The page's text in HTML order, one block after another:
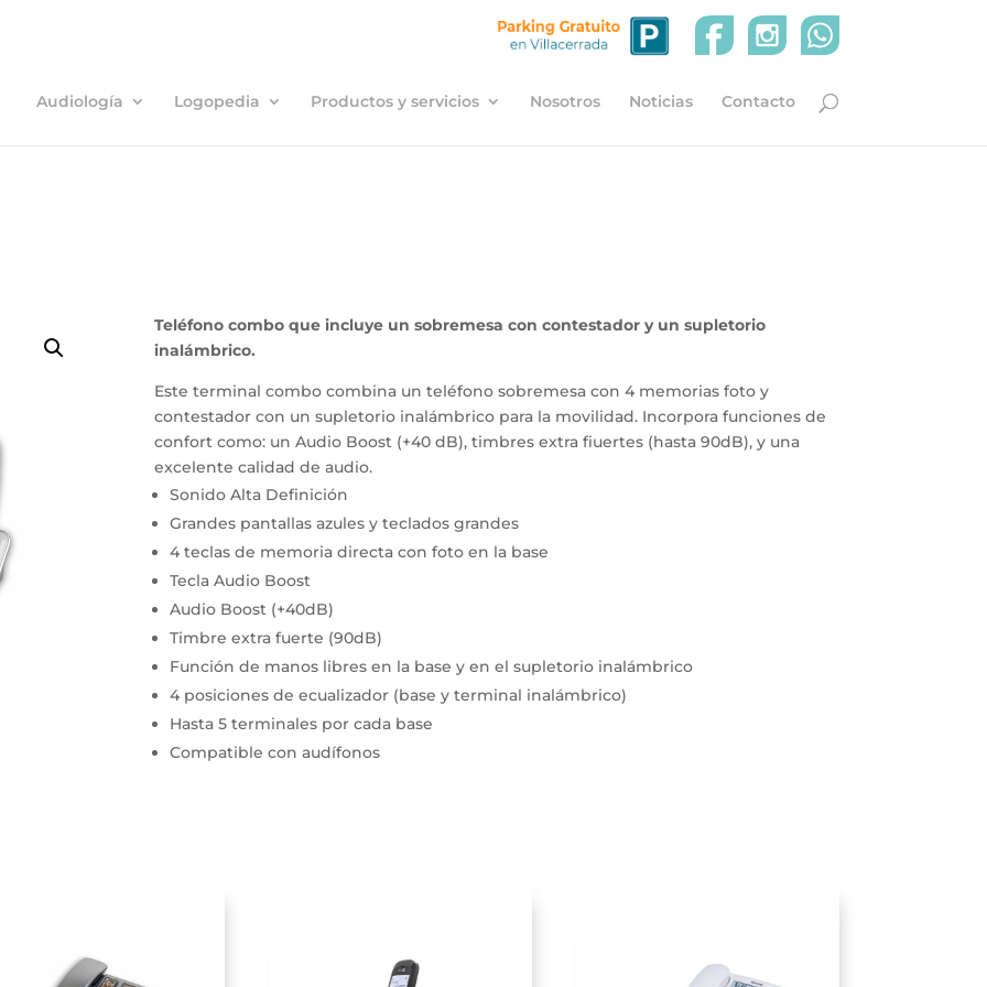
Audiología Logopedia Productos y servicios Nosotros Noticias Contacto
Teléfono combo que incluye un sobremesa con contestador y un supletorio
inalámbrico.
Este terminal combo combina un teléfono sobremesa con 4 memorias foto y
contestador con un supletorio inalámbrico para la movilidad. Incorpora funciones de
confort como: un Audio Boost (+40 dB), timbres extra fiuertes (hasta 90dB), y una
excelente calidad de audio.
Sonido Alta Definición
Grandes pantallas azules y teclados grandes
4 teclas de memoria directa con foto en la base
Tecla Audio Boost
Audio Boost (+40dB)
Timbre extra fuerte (90dB)
Función de manos libres en la base y en el supletorio inalámbrico
4 posiciones de ecualizador (base y terminal inalámbrico)
Hasta 5 terminales por cada base
Compatible con audífonos